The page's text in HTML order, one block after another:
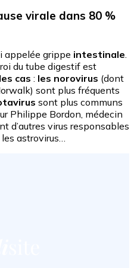
virale dans 80 %
appelée grippe intestinale
du tube digestif est
cas : les norovirus (dont
sont plus fréquents
sont plus communs
Philippe Bordon, médecin
d’autres virus responsables
astrovirus…